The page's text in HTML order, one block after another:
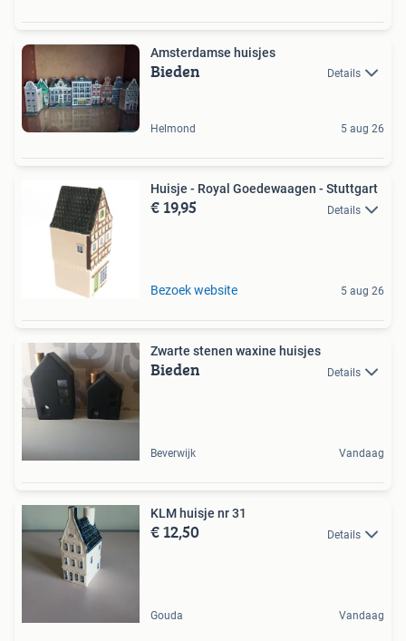
Amsterdamse huisjes
Bieden Details
Helmond 5 aug 26
Huisje - Royal Goedewaagen - Stuttgart
€ 19,95 Details
Bezoek website 5 aug 26
Zwarte stenen waxine huisjes
Bieden Details
Beverwijk Vandaag
KLM huisje nr 31
€ 12,50 Details
Gouda Vandaag